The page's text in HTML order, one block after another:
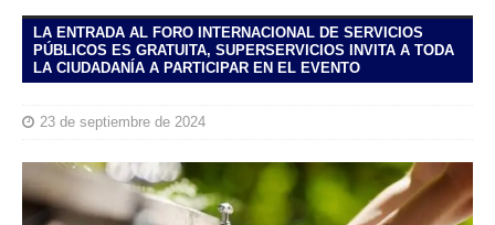
LA ENTRADA AL FORO INTERNACIONAL DE SERVICIOS
PÚBLICOS ES GRATUITA, SUPERSERVICIOS INVITA A TODA
LA CIUDADANÍA A PARTICIPAR EN EL EVENTO
23 de septiembre de 2024